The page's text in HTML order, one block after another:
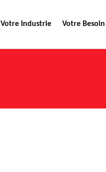
Votre Industrie Votre Besoin